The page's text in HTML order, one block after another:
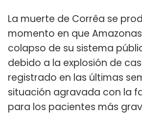
La muerte de Corrêa se
momento en que
colapso de su sistema
debido a la explosión de
registrado en las últimas
situación agravada con la
para los pacientes más